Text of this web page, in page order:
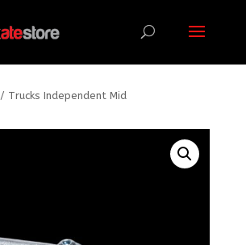
/ Trucks Independent Mid